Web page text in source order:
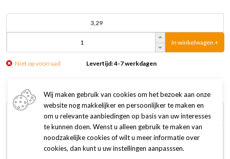
3,29
In winkelwagen +
Niet op voorraad Levertijd: 4-7 werkdagen
Omschrijving Specificaties
ESVE Knaagdiersticks Honing zijn smaakvolle voedings- en
traktatie stangen, boordevol belangrijke voedingsstoffen,
Wij maken gebruik van cookies om het bezoek aan onze
website nog makkelijker en persoonlijker te maken en
om u relevante aanbiedingen op basis van uw interesses
te kunnen doen. Wenst u alleen gebruik te maken van
noodzakelijke cookies of wilt u meer informatie over
cookies, dan kunt u uw instellingen aanpasssen.